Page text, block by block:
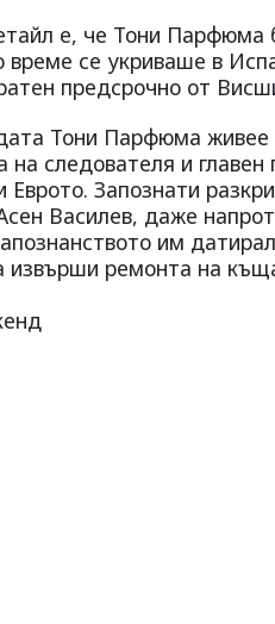
е, че Тони Парфюма
време се укриваше в
предсрочно от
Тони Парфюма живее
на следователя и
Еврото. Запознати
Василев, даже
им
извърши ремонта на